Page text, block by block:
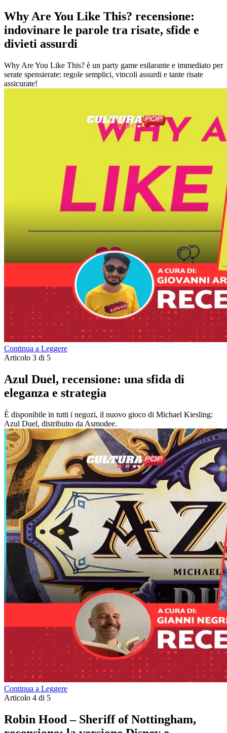
Why Are You Like This? recensione:
indovinare le parole tra risate, sfide e
divieti assurdi
Why Are You Like This? è un party game esilarante e immediato per
serate spensierate: regole semplici, vincoli assurdi e tante risate
assicurate!
Continua a Leggere
Articolo 3 di 5
Azul Duel, recensione: una sfida di
eleganza e strategia
È disponibile in tutti i negozi, il nuovo gioco di Michael Kiesling:
Azul Duel, distribuito da Asmodee.
Continua a Leggere
Articolo 4 di 5
Robin Hood – Sheriff of Nottingham,